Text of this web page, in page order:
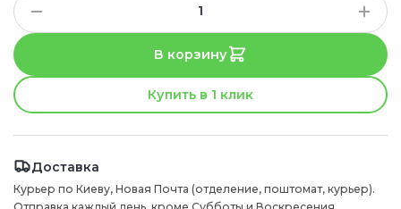
В корзину
Купить в 1 клик
Доставка
Курьер по Киеву, Новая Почта (отделение, поштомат, курьер).